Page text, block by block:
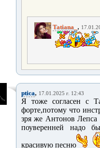
Tatiana_ ,
ptica, 17.01.2025 г. 12:43
Я тоже согласен с
форте,потому что
зря же Антонов Лепса
поуверенней надо
красивую песню